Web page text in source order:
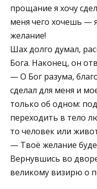
прощание я хочу
меня чего хочешь —
желание!
Шах долго думал,
Бога. Наконец, он
— О Бог разума,
сделал для меня и
только об одном:
переходить в тело
то человек или
— Твоё желание
Вернувшись во
великому визирю о